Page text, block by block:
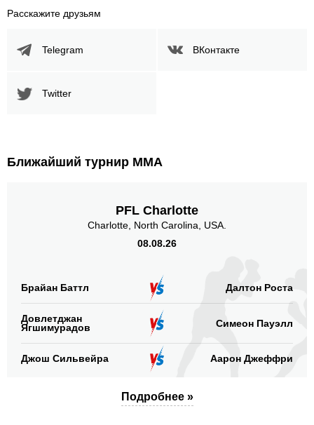
Расскажите друзьям
Telegram ВКонтакте
Twitter
Ближайший турнир ММА
PFL Charlotte
Charlotte, North Carolina, USA.
08.08.26
Брайан Баттл Далтон Роста
Довлетджан
Ягшимурадов
Симеон Пауэлл
Джош Сильвейра Аарон Джеффри
Подробнее »